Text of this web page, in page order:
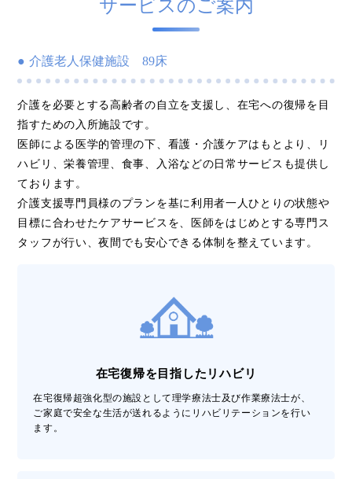
サービスのご案内
介護老人保健施設 89床
介護を必要とする高齢者の自立を支援し、在宅への復帰を目
指すための入所施設です。
医師による医学的管理の下、看護・介護ケアはもとより、リ
ハビリ、栄養管理、食事、入浴などの日常サービスも提供し
ております。
介護支援専門員様のプランを基に利用者一人ひとりの状態や
目標に合わせたケアサービスを、医師をはじめとする専門ス
タッフが行い、夜間でも安心できる体制を整えています。
在宅復帰を目指したリハビリ
在宅復帰超強化型の施設として理学療法士及び作業療法士が、
ご家庭で安全な生活が送れるようにリハビリテーションを行い
ます。